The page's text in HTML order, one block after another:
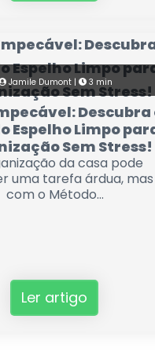
Jamile Dumont | 3 min
Descubra
Espelho Limpo
Sem Stress!
da casa pode
uma tarefa árdua, mas
com o Método...
Ler artigo